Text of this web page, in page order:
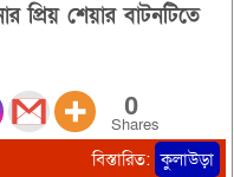
প্রিয় শেয়ার বাটনটিতে
0
Shares
বিস্তারিত: কুলাউড়া